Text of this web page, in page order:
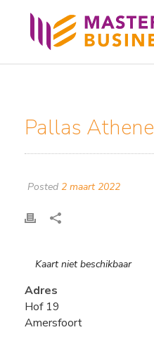
Pallas Athene
Posted 2 maart 2022
Kaart niet beschikbaar
Adres
Hof 19
Amersfoort